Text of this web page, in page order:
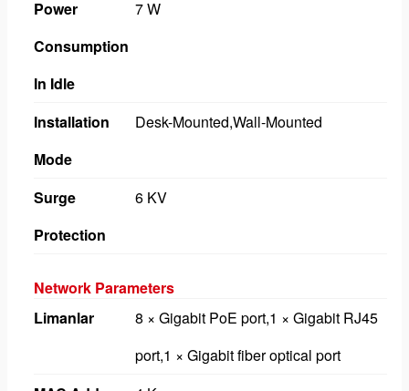
Power
Consumption
In Idle
7 W
Installation
Mode
Desk-Mounted,Wall-Mounted
Surge
Protection
6 KV
Network Parameters
Limanlar
8 × Gigabit PoE port,1 × Gigabit RJ45
port,1 × Gigabit fiber optical port